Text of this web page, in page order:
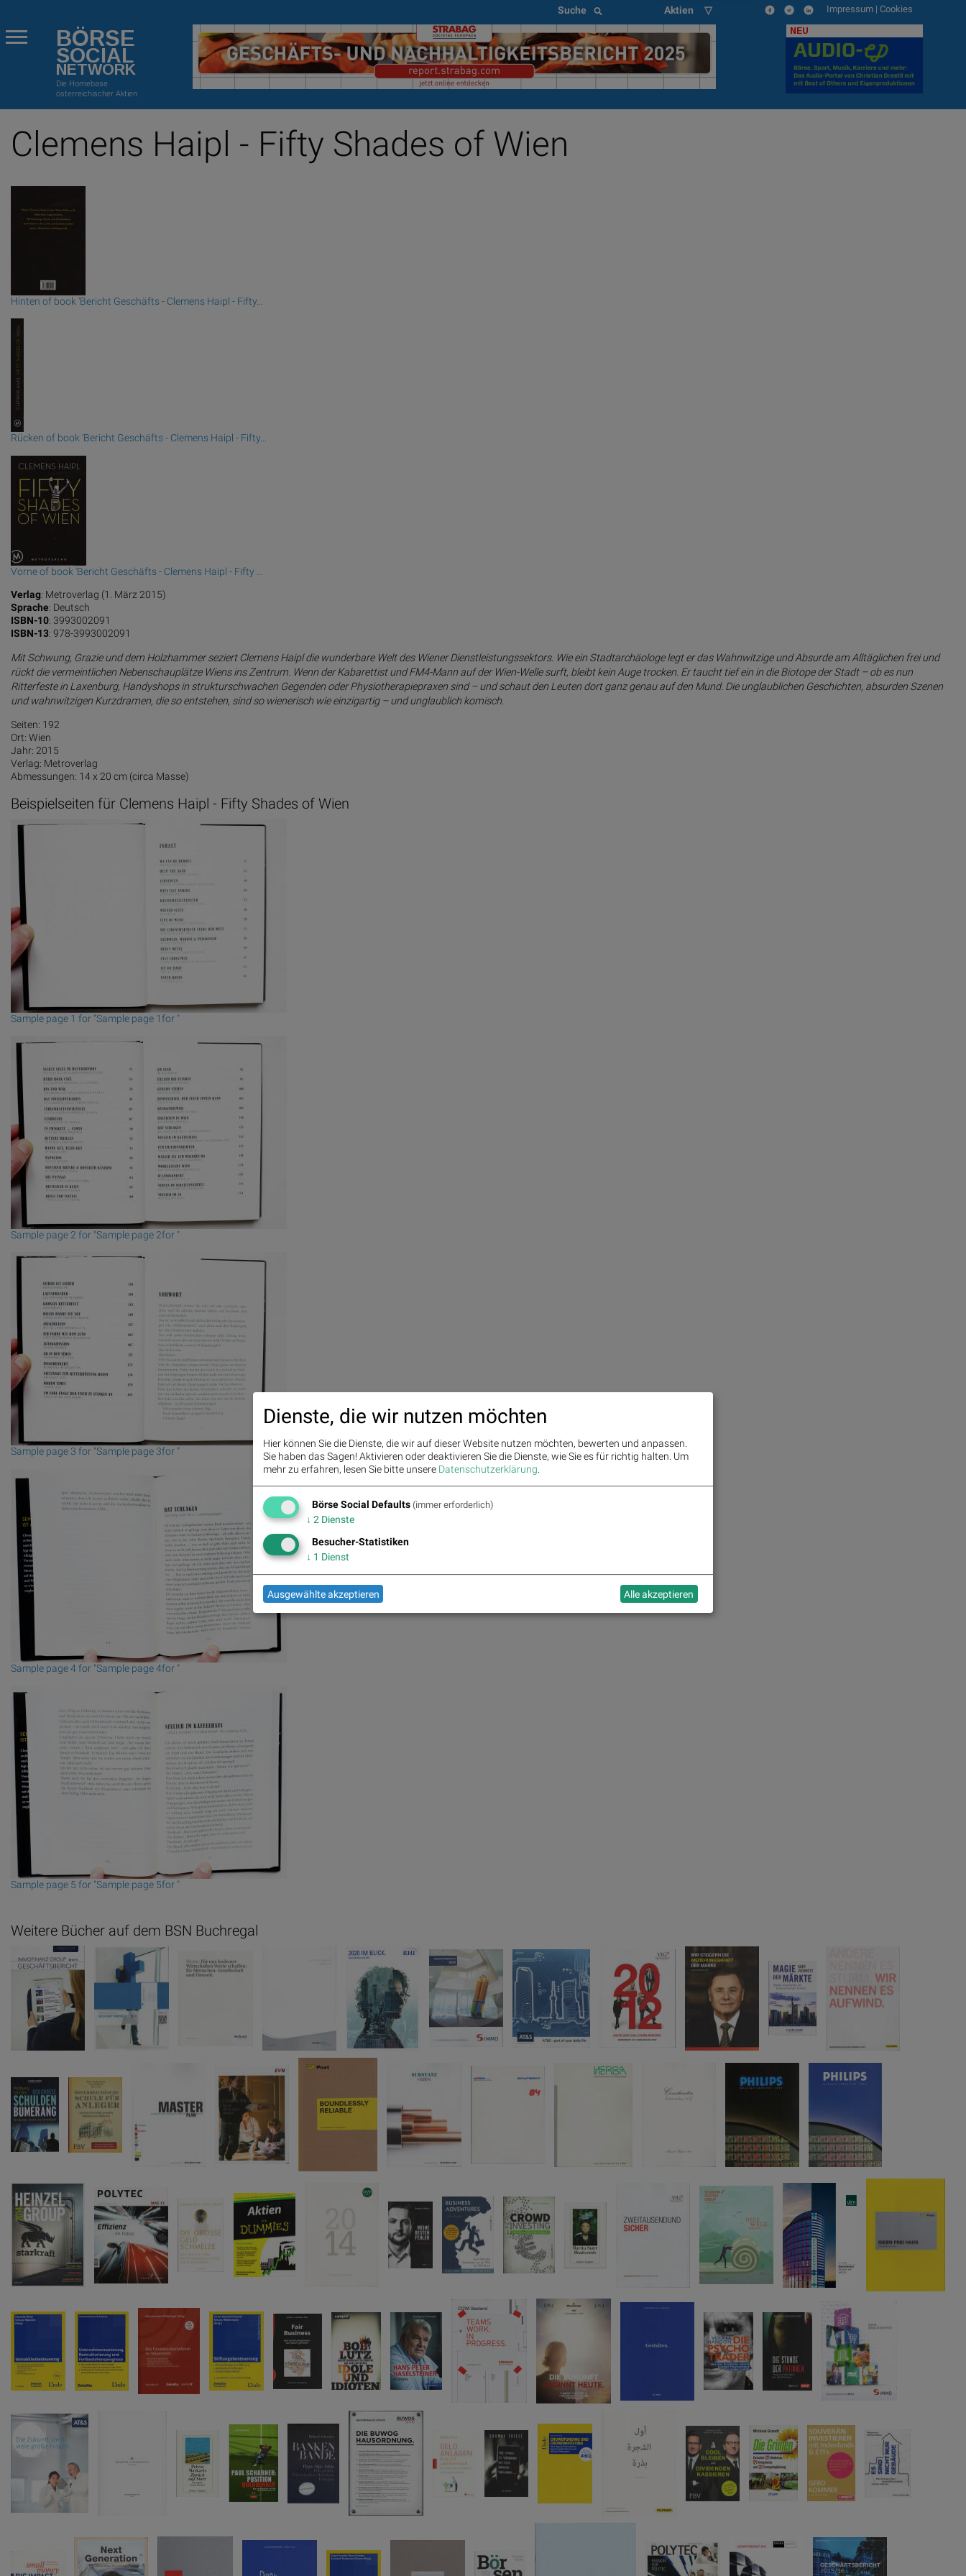
Suche Aktien ▽ Impressum | Cookies
BÖRSE
SOCIAL
NETWORK
Die Homebase
österreichischer Aktien
NEU
Clemens Haipl - Fifty Shades of Wien
Hinten of book 'Bericht Geschäfts - Clemens Haipl - Fifty...
Rücken of book 'Bericht Geschäfts - Clemens Haipl - Fifty...
Vorne of book 'Bericht Geschäfts - Clemens Haipl - Fifty ...
Verlag: Metroverlag (1. März 2015)
Sprache: Deutsch
ISBN-10: 3993002091
ISBN-13: 978-3993002091
Mit Schwung, Grazie und dem Holzhammer seziert Clemens Haipl die wunderbare Welt des Wiener Dienstleistungssektors. Wie ein Stadtarchäologe legt er das Wahnwitzige und Absurde am Alltäglichen frei und
rückt die vermeintlichen Nebenschauplätze Wiens ins Zentrum. Wenn der Kabarettist und FM4-Mann auf der Wien-Welle surft, bleibt kein Auge trocken. Er taucht tief ein in die Biotope der Stadt – ob es nun
Ritterfeste in Laxenburg, Handyshops in strukturschwachen Gegenden oder Physiotherapiepraxen sind – und schaut den Leuten dort ganz genau auf den Mund. Die unglaublichen Geschichten, absurden Szenen
und wahnwitzigen Kurzdramen, die so entstehen, sind so wienerisch wie einzigartig – und unglaublich komisch.
Seiten: 192
Ort: Wien
Jahr: 2015
Verlag: Metroverlag
Abmessungen: 14 x 20 cm (circa Masse)
Beispielseiten für Clemens Haipl - Fifty Shades of Wien
Sample page 1 for "Sample page 1for "
Sample page 2 for "Sample page 2for "
Sample page 3 for "Sample page 3for "
Sample page 4 for "Sample page 4for "
Sample page 5 for "Sample page 5for "
Weitere Bücher auf dem BSN Buchregal
Dienste, die wir nutzen möchten
Hier können Sie die Dienste, die wir auf dieser Website nutzen möchten, bewerten und anpassen.
Sie haben das Sagen! Aktivieren oder deaktivieren Sie die Dienste, wie Sie es für richtig halten. Um
mehr zu erfahren, lesen Sie bitte unsere Datenschutzerklärung.
Börse Social Defaults (immer erforderlich)
↓ 2 Dienste
Besucher-Statistiken
↓ 1 Dienst
Ausgewählte akzeptieren Alle akzeptieren